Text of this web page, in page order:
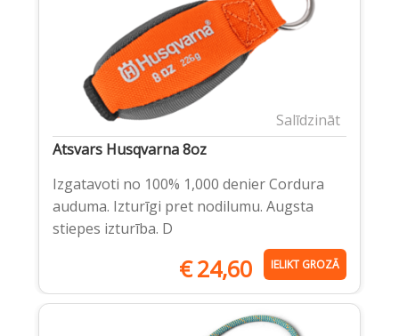
Salīdzināt
Atsvars Husqvarna 8oz
Izgatavoti no 100% 1,000 denier Cordura
auduma. Izturīgi pret nodilumu. Augsta
stiepes izturība. D
€24,60 IELIKT GROZĀ